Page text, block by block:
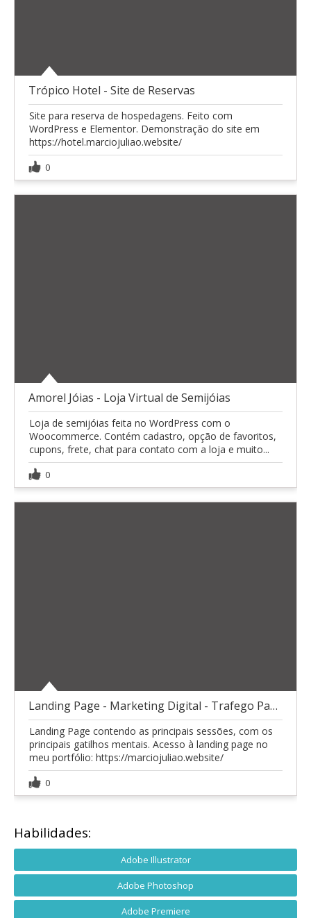
Trópico Hotel - Site de Reservas
Site para reserva de hospedagens. Feito com
WordPress e Elementor. Demonstração do site em
https://hotel.marciojuliao.website/
0
Amorel Jóias - Loja Virtual de Semijóias
Loja de semijóias feita no WordPress com o
Woocommerce. Contém cadastro, opção de favoritos,
cupons, frete, chat para contato com a loja e muito...
0
Landing Page - Marketing Digital - Trafego Pago
Landing Page contendo as principais sessões, com os
principais gatilhos mentais. Acesso à landing page no
meu portfólio: https://marciojuliao.website/
0
Habilidades:
Adobe Illustrator
Adobe Photoshop
Adobe Premiere